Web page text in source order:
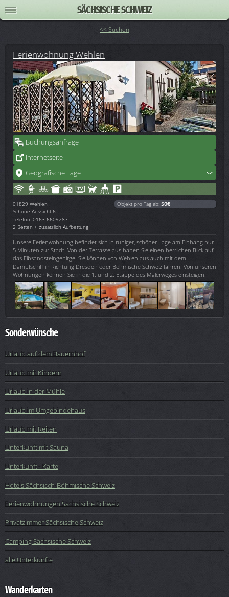
SÄCHSISCHE SCHWEIZ
<< Suchen
Ferienwohnung Wehlen
Buchungsanfrage
Internetseite
Geografische Lage
01829 Wehlen
Schöne Aussicht 6
Telefon: 0163 6609287
2 Betten + zusätzlich Aufbettung
Objekt pro Tag ab: 50€
Unsere Ferienwohnung befindet sich in ruhiger, schöner Lage am Elbhang nur
5 Minuten zur Stadt. Von der Terrasse aus haben Sie einen herrlichen Blick auf
das Elbsandsteingebirge. Sie können von Wehlen aus auch mit dem
Dampfschiff in Richtung Dresden oder Böhmische Schweiz fahren. Von unseren
Wohnungen können Sie in die 1. und 2. Etappe des Malerweges einsteigen.
Sonderwünsche
Urlaub auf dem Bauernhof
Urlaub mit Kindern
Urlaub in der Mühle
Urlaub im Umgebindehaus
Urlaub mit Reiten
Unterkunft mit Sauna
Unterkunft - Karte
Hotels Sächsisch-Böhmische Schweiz
Ferienwohnungen Sächsische Schweiz
Privatzimmer Sächsische Schweiz
Camping Sächsische Schweiz
alle Unterkünfte
Wanderkarten